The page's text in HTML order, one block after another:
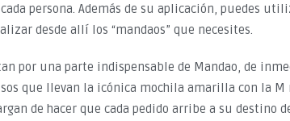
persona. Además de su aplicación, puedes
desde allí los “mandaos” que necesites.
por una parte indispensable de Mandao, de
que llevan la icónica mochila amarilla con la
de hacer que cada pedido arribe a su destino